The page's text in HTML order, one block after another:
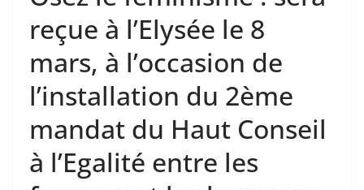
reçue à l’Elysée le 8
mars, à l’occasion de
l’installation du 2ème
mandat du Haut Conseil
à l’Egalité entre les